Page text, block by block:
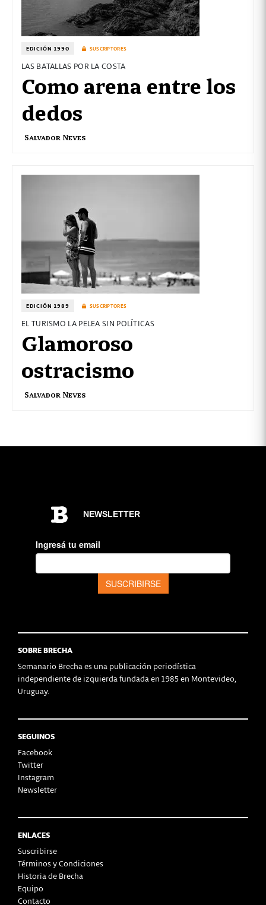
EDICIÓN 1990 SUSCRIPTORES
LAS BATALLAS POR LA COSTA
Como arena entre los
dedos
Salvador Neves
EDICIÓN 1989 SUSCRIPTORES
EL TURISMO LA PELEA SIN POLÍTICAS
Glamoroso
ostracismo
Salvador Neves
SOBRE BRECHA
Semanario Brecha es una publicación periodística
independiente de izquierda fundada en 1985 en Montevideo,
Uruguay.
SEGUINOS
Facebook
Twitter
Instagram
Newsletter
ENLACES
Suscribirse
Términos y Condiciones
Historia de Brecha
Equipo
Contacto